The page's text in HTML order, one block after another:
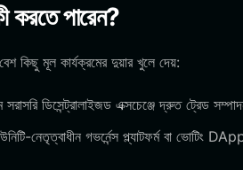
করতে পারেন?
কিছু মূল কার্যক্রমের দুয়ার খুলে দেয়:
সরাসরি ডিসেন্ট্রালাইজড এক্সচেঞ্জে দ্রুত ট্রেড
নেতৃত্বাধীন গভর্নেন্স প্ল্যাটফর্ম বা ভোটিং